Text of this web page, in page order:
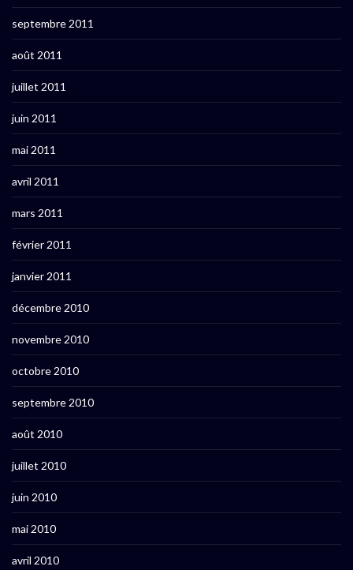
septembre 2011
août 2011
juillet 2011
juin 2011
mai 2011
avril 2011
mars 2011
février 2011
janvier 2011
décembre 2010
novembre 2010
octobre 2010
septembre 2010
août 2010
juillet 2010
juin 2010
mai 2010
avril 2010